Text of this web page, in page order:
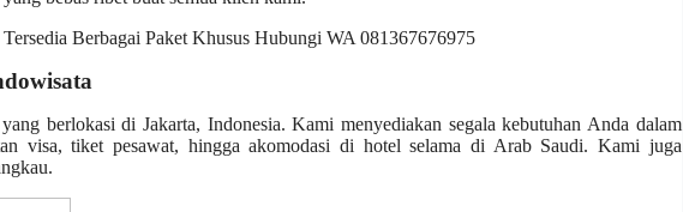
berlokasi di Jakarta, Indonesia. Kami menyediakan segala kebutuhan Anda dalam
visa, tiket pesawat, hingga akomodasi di hotel selama di Arab Saudi. Kami juga